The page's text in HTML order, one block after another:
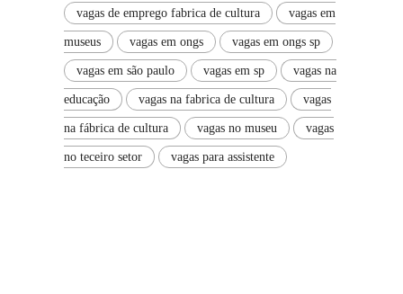
vagas de emprego fabrica de cultura vagas em
museus vagas em ongs vagas em ongs sp
vagas em são paulo vagas em sp vagas na
educação vagas na fabrica de cultura vagas
na fábrica de cultura vagas no museu vagas
no teceiro setor vagas para assistente